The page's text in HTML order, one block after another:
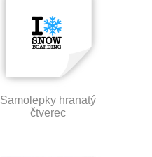
Samolepky hranatý
čtverec